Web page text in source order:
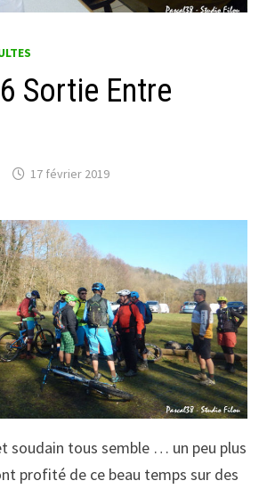
Sortie Entre
17 février 2019
soudain tous semble … un peu plus
profité de ce beau temps sur des